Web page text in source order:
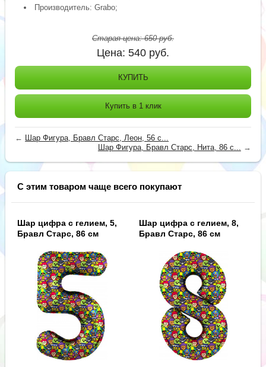
Производитель: Grabo;
Старая цена:650руб.
Цена: 540 руб.
КУПИТЬ
Купить в 1 клик
← Шар Фигура, Бравл Старс, Леон, 56 с...
Шар Фигура, Бравл Старс, Нита, 86 с...
→
С этим товаром чаще всего покупают
Шар цифра с гелием, 5,
Бравл Старс, 86 см
Шар цифра с гелием, 8,
Бравл Старс, 86 см